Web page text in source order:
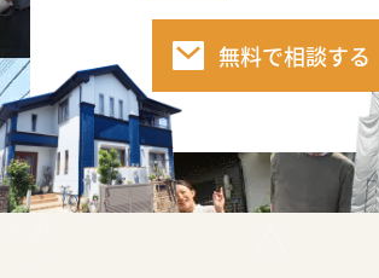
無料で相談する